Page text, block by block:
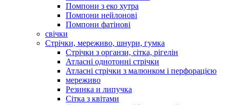
Помпони з еко хутра
Помпони нейлонові
Помпони фатінові
свічки
Стрічки, мереживо, шнури, гумка
Стрічки з органзи, сітка, рігелін
Атласні однотонні стрічки
Атласні стрічки з малюнком і перфорацією
мереживо
Резинка и липучка
Сітка з квітами